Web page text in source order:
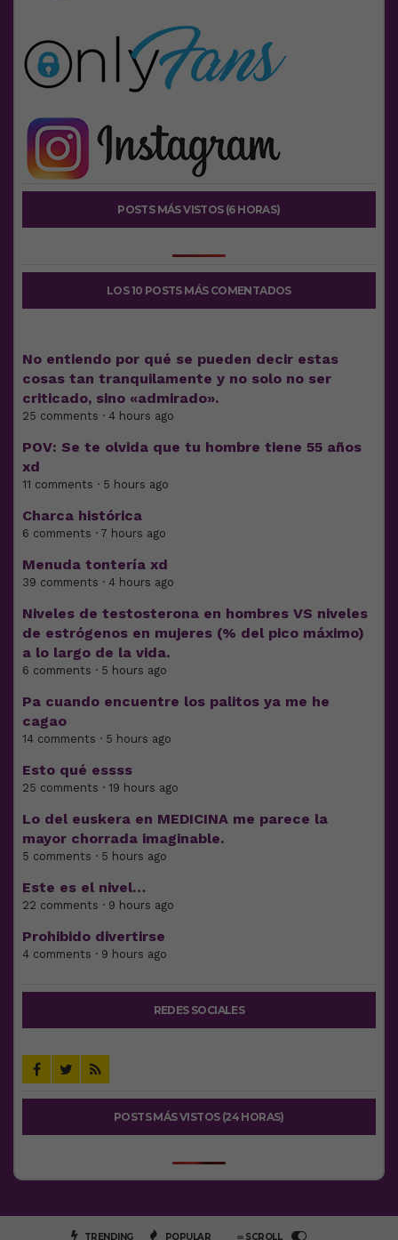
POSTS MÁS VISTOS (6 HORAS)
LOS 10 POSTS MÁS COMENTADOS
No entiendo por qué se pueden decir estas
cosas tan tranquilamente y no solo no ser
criticado, sino «admirado».
25 comments · 4 hours ago
POV: Se te olvida que tu hombre tiene 55 años
xd
11 comments · 5 hours ago
Charca histórica
6 comments · 7 hours ago
Menuda tontería xd
39 comments · 4 hours ago
Niveles de testosterona en hombres VS niveles
de estrógenos en mujeres (% del pico máximo)
a lo largo de la vida.
6 comments · 5 hours ago
Pa cuando encuentre los palitos ya me he
cagao
14 comments · 5 hours ago
Esto qué essss
25 comments · 19 hours ago
Lo del euskera en MEDICINA me parece la
mayor chorrada imaginable.
5 comments · 5 hours ago
Este es el nivel…
22 comments · 9 hours ago
Prohibido divertirse
4 comments · 9 hours ago
REDES SOCIALES
POSTS MÁS VISTOS (24 HORAS)
TRENDING POPULAR ∞ SCROLL